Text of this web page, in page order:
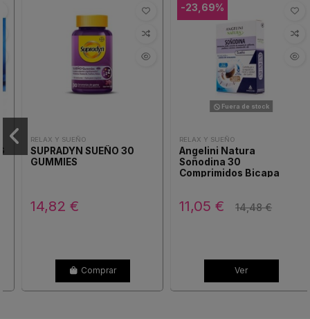
RELAX Y SUEÑO
SUPRADYN SUEÑO 30
GUMMIES
14,82 €
Comprar
-23,69%
Fuera de stock
RELAX Y SUEÑO
Angelini Natura
Soñodina 30
Comprimidos Bicapa
11,05 € 14,48 €
Ver